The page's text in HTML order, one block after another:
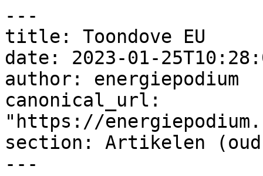
---
title: Toondove EU
date: 2023-01-
author: energiepodium
canonical_url:
"https://
section: Artikelen
---